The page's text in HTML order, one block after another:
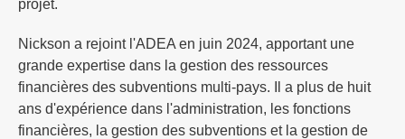
projet.
Nickson a rejoint l'ADEA en juin 2024, apportant une
grande expertise dans la gestion des ressources
financières des subventions multi-pays. Il a plus de huit
ans d'expérience dans l'administration, les fonctions
financières, la gestion des subventions et la gestion de